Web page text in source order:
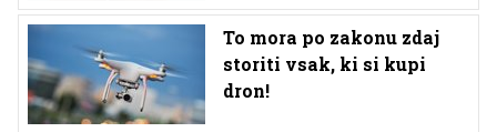
To mora po zakonu zdaj
storiti vsak, ki si kupi
dron!